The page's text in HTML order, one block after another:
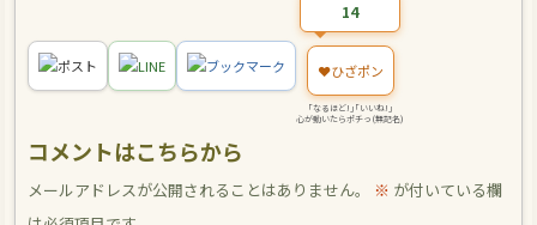
ポスト LINE ブックマーク
14
❤️ひざポン
｢なるほど!｣｢いいね!｣
心が動いたらポチっ(無記名)
コメントはこちらから
メールアドレスが公開されることはありません。 ※ が付いている欄